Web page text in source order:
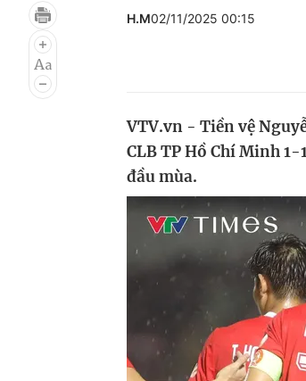
H.M02/11/2025 00:15
VTV.vn - Tiền vệ
CLB TP Hồ Chí Minh
đầu mùa.